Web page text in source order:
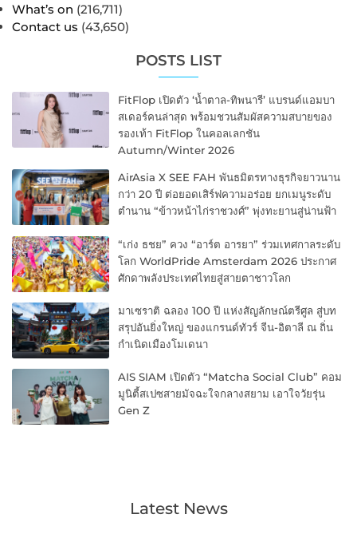
What’s on (216,711)
Contact us (43,650)
POSTS LIST
FitFlop เปิดตัว ‘น้ำตาล-ทิพนารี’ แบรนด์แอมบา
สเดอร์คนล่าสุด พร้อมชวนสัมผัสความสบายของ
รองเท้า FitFlop ในคอลเลกชัน
Autumn/Winter 2026
AirAsia X SEE FAH พันธมิตรทางธุรกิจยาวนาน
กว่า 20 ปี ต่อยอดเสิร์ฟความอร่อย ยกเมนูระดับ
ตำนาน “ข้าวหน้าไก่ราชวงศ์” พุ่งทะยานสู่น่านฟ้า
“เก่ง ธชย” ควง “อาร์ต อารยา” ร่วมเทศกาลระดับ
โลก WorldPride Amsterdam 2026 ประกาศ
ศักดาพลังประเทศไทยสู่สายตาชาวโลก
มาเซราติ ฉลอง 100 ปี แห่งสัญลักษณ์ตรีศูล สู่บท
สรุปอันยิ่งใหญ่ ของแกรนด์ทัวร์ จีน-อิตาลี ณ ถิ่น
กำเนิดเมืองโมเดนา
AIS SIAM เปิดตัว “Matcha Social Club” คอม
มูนิตี้สเปซสายมัจฉะใจกลางสยาม เอาใจวัยรุ่น
Gen Z
Latest News